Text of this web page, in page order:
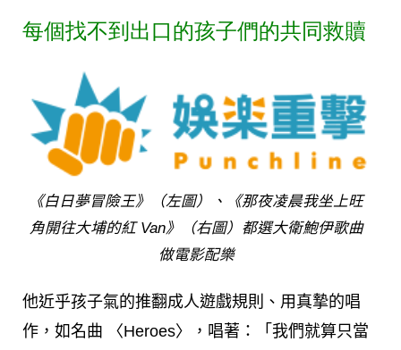
每個找不到出口的孩子們的共同救贖
《白日夢冒險王》（左圖）、《那夜凌晨我坐上旺
角開往大埔的紅 Van》（右圖）都選大衛鮑伊歌曲
做電影配樂
他近乎孩子氣的推翻成人遊戲規則、用真摯的唱
作，如名曲 〈Heroes〉，唱著：「我們就算只當